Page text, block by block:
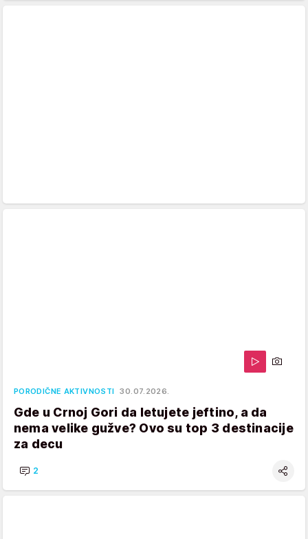
PORODIČNE AKTIVNOSTI 30.07.2026.
Gde u Crnoj Gori da letujete jeftino, a da
nema velike gužve? Ovo su top 3 destinacije
za decu
2